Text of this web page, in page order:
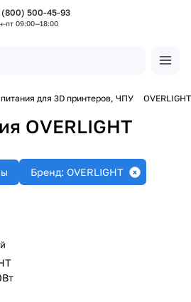
(800) 500-45-93
пт 09:00—18:00
для 3D принтеров, ЧПУ OVERLIGHT
OVERLIGHT
Бренд: OVERLIGHT